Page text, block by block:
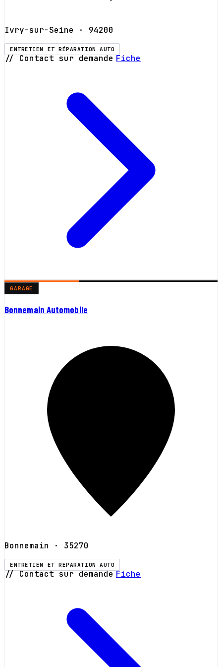
Ivry-sur-Seine · 94200
ENTRETIEN ET RÉPARATION AUTO
// Contact sur demande Fiche
GARAGE
Bonnemain Automobile
Bonnemain · 35270
ENTRETIEN ET RÉPARATION AUTO
// Contact sur demande Fiche